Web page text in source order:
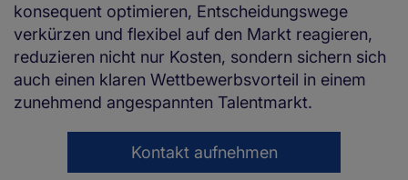
konsequent optimieren, Entscheidungswege
verkürzen und flexibel auf den Markt reagieren,
reduzieren nicht nur Kosten, sondern sichern sich
auch einen klaren Wettbewerbsvorteil in einem
zunehmend angespannten Talentmarkt.
Kontakt aufnehmen